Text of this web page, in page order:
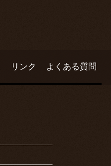
リンク よくある質問